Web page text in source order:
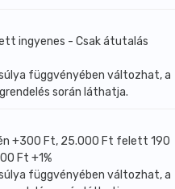
szer:
g
ingyenes - Csak átutalás
függvényében változhat, a
során láthatja.
+300 Ft, 25.000 Ft felett 190
Ft +1%
függvényében változhat, a